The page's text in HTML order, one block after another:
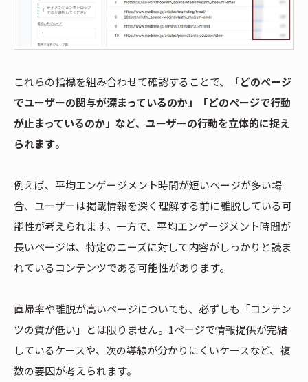
これらの指標を組み合わせて確認することで、
「どのページ
でユーザーの関与が深まっているのか」「どのページで行動
が止まっているのか」など、ユーザーの行動を立体的に捉え
られます。
例えば、平均エンゲージメント時間が短いページが多い場
合、ユーザーは掲載情報を深く理解する前に離脱している可
能性が考えられます。一方で、平均エンゲージメント時間が
長いページは、特定のニーズに対して内容がしっかりと読ま
れているコンテンツである可能性があります。
直帰率や離脱が高いページについても、必ずしも「コンテン
ツの質が低い」とは限りません。1ページで情報提供が完結
しているケースや、次の導線が分かりにくいケースなど、複
数の要因が考えられます。